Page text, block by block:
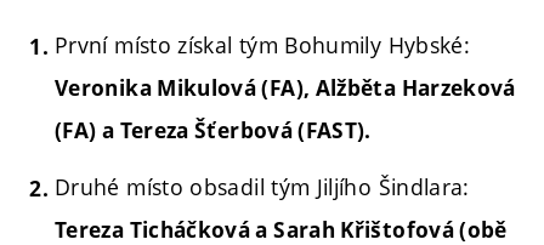
První místo získal tým Bohumily Hybské:
Veronika Mikulová (FA), Alžběta Harzeková
(FA) a Tereza Šťerbová (FAST).
Druhé místo obsadil tým Jiljího Šindlara:
Tereza Ticháčková a Sarah Křištofová (obě